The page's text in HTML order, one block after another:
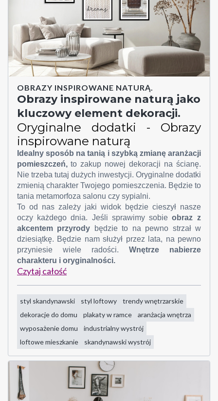
OBRAZY INSPIROWANE NATURĄ.
Obrazy inspirowane naturą jako
kluczowy element dekoracji.
Oryginalne dodatki - Obrazy
inspirowane naturą
Idealny sposób na tanią i szybką zmianę aranżacji
pomieszczeń, to zakup nowej dekoracji na ścianę.
Nie trzeba tutaj dużych inwestycji. Oryginalne dodatki
zmienią charakter Twojego pomieszczenia. Będzie to
tania metamorfoza salonu czy sypialni.
To od nas zależy jaki widok będzie cieszył nasze
oczy każdego dnia. Jeśli sprawimy sobie obraz z
akcentem przyrody będzie to na pewno strzał w
dziesiątkę. Będzie nam służył przez lata, na pewno
przyniesie wiele radości. Wnętrze nabierze
charakteru i oryginalności.
Czytaj całość
styl skandynawski styl loftowy
trendy wnętrzarskie
dekoracje do domu
plakaty w ramce
aranżacja wnętrza
wyposażenie domu
industrialny wystrój
loftowe mieszkanie
skandynawski wystrój